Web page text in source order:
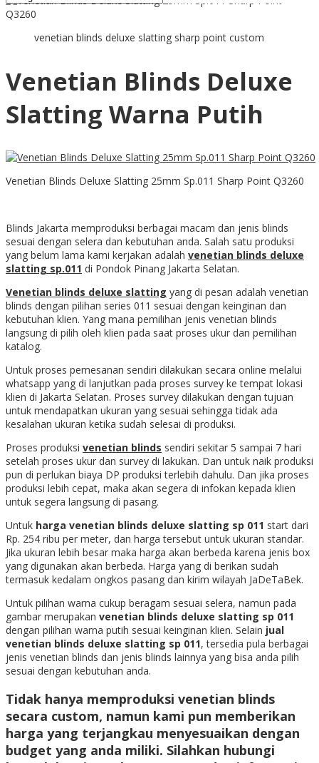
venetian blinds deluxe slatting sharp point custom
Venetian Blinds Deluxe
Slatting Warna Putih
Venetian Blinds Deluxe Slatting 25mm Sp.011 Sharp Point Q3260
Blinds Jakarta memproduksi berbagai macam dan jenis blinds
sesuai dengan selera dan kebutuhan anda. Salah satu produksi
yang belum lama kami kerjakan adalah venetian blinds deluxe
slatting sp.011 di Pondok Pinang Jakarta Selatan.
Venetian blinds deluxe slatting yang di pesan adalah venetian
blinds dengan pilihan series 011 sesuai dengan keinginan dan
kebutuhan klien. Yang mana pemilihan jenis venetian blinds
langsung di pilih oleh klien pada saat proses ukur dan pemilihan
katalog.
Untuk proses pemesanan sendiri dilakukan secara online melalui
whatsapp yang di lanjutkan pada proses survey ke tempat lokasi
klien di Jakarta Selatan. Proses survey dilakukan dengan tujuan
untuk mendapatkan ukuran yang sesuai sehingga tidak ada
kesalahan ukuran ketika sudah selesai di produksi.
Proses produksi venetian blinds sendiri sekitar 5 sampai 7 hari
setelah proses ukur dan survey di lakukan. Dan untuk naik produksi
pun di perlukan biaya DP produksi terlebih dahulu. Dan jika proses
produksi lebih cepat, maka akan segera di infokan kepada klien
untuk segera langsung di pasang.
Untuk harga venetian blinds deluxe slatting sp 011 start dari
Rp. 254 ribu per meter, dan harga tersebut untuk ukuran standar.
Jika ukuran lebih besar maka harga akan berbeda karena jenis box
yang digunakan akan berbeda. Harga yang di berikan sudah
termasuk kedalam ongkos pasang dan kirim wilayah JaDeTaBek.
Untuk pilihan warna cukup beragam sesuai selera, namun pada
gambar merupakan venetian blinds deluxe slatting sp 011
dengan pilihan warna putih sesuai keinginan klien. Selain jual
venetian blinds deluxe slatting sp 011, tersedia pula berbagai
jenis venetian blinds dan jenis blinds lainnya yang bisa anda pilih
sesuai dengan kebutuhan anda.
Tidak hanya memproduksi venetian blinds
secara custom, namun kami pun memberikan
harga yang terjangkau menyesuaikan dengan
budget yang anda miliki. Silahkan hubungi